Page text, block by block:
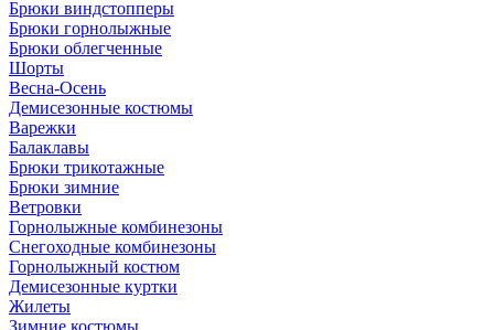
Брюки виндстопперы
Брюки горнолыжные
Брюки облегченные
Шорты
Весна-Осень
Демисезонные костюмы
Варежки
Балаклавы
Брюки трикотажные
Брюки зимние
Ветровки
Горнолыжные комбинезоны
Снегоходные комбинезоны
Горнолыжный костюм
Демисезонные куртки
Жилеты
Зимние костюмы